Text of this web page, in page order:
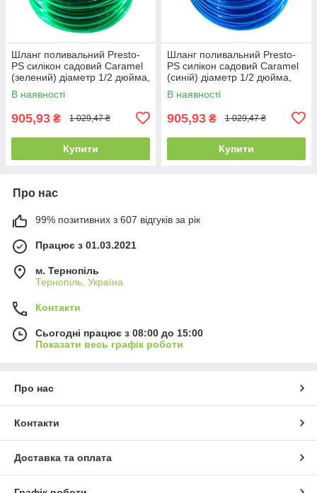
Шланг поливальний Presto-
PS силікон садовий Caramel
(зелений) діаметр 1/2 дюйма,
довжина 20 м (CAR-1/2 20)
В наявності
905,93 ₴ 1 029,47 ₴
Купити
Шланг поливальний Presto-
PS силікон садовий Caramel
(синій) діаметр 1/2 дюйма,
довжина 20 м (CAR B-1/2 20)
В наявності
905,93 ₴ 1 029,47 ₴
Купити
Про нас
99% позитивних з 607 відгуків за рік
Працює з 01.03.2021
м. Тернопіль
Тернопіль, Україна
Контакти
Сьогодні працює з 08:00 до 15:00
Показати весь графік роботи
Про нас
Контакти
Доставка та оплата